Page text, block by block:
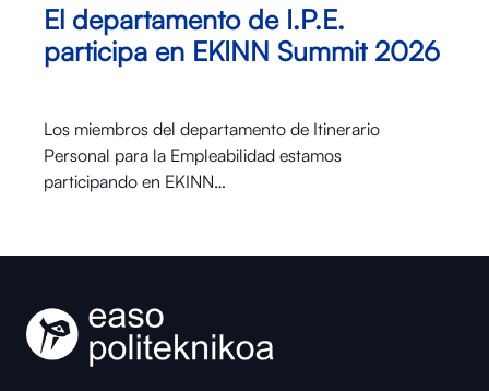
El departamento de I.P.E.
participa en EKINN Summit 2026
Los miembros del departamento de Itinerario
Personal para la Empleabilidad estamos
participando en EKINN…